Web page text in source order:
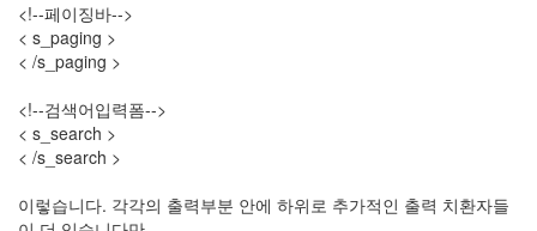
<!--페이징바-->
< s_paging >
< /s_paging >
<!--검색어입력폼-->
< s_search >
< /s_search >
이렇습니다. 각각의 출력부분 안에 하위로 추가적인 출력 치환자들
2005
년
12
27
2006
년
292
2006